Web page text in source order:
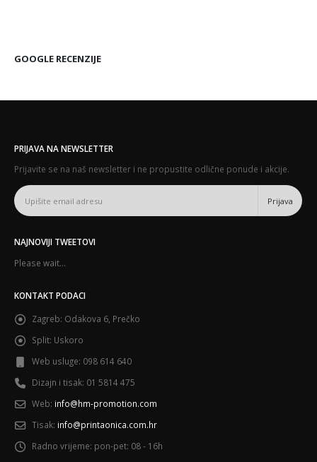
GOOGLE RECENZIJE
PRIJAVA NA NEWSLETTER
Prijavite se na naš newsletter i ne propustite odlične ponude i akcije.
NAJNOVIJI TWEETOVI
Please wait...
KONTAKT PODACI
Zagreb: Odakova 6, Prečko
Split: Uskoro
Web usluge: 098 614 640
Dizajn i tisak: 01 5814 475
Web: info@hm-promotion.com
Tisak: info@printaonica.com.hr
Radno vrijeme: pon-pet: 08 - 16h